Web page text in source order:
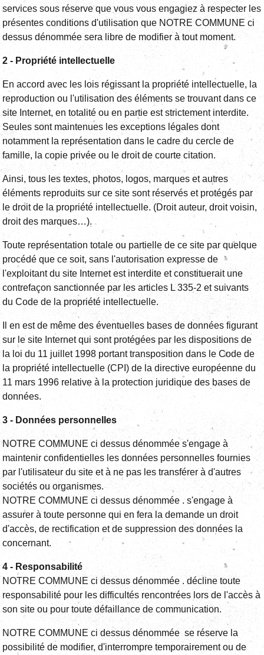
services sous réserve que vous vous engagiez à respecter les
présentes conditions d'utilisation que NOTRE COMMUNE ci
dessus dénommée sera libre de modifier à tout moment.
2 - Propriété intellectuelle
En accord avec les lois régissant la propriété intellectuelle, la
reproduction ou l'utilisation des éléments se trouvant dans ce
site Internet, en totalité ou en partie est strictement interdite.
Seules sont maintenues les exceptions légales dont
notamment la représentation dans le cadre du cercle de
famille, la copie privée ou le droit de courte citation.
Ainsi, tous les textes, photos, logos, marques et autres
éléments reproduits sur ce site sont réservés et protégés par
le droit de la propriété intellectuelle. (Droit auteur, droit voisin,
droit des marques…).
Toute représentation totale ou partielle de ce site par quelque
procédé que ce soit, sans l'autorisation expresse de
l'exploitant du site Internet est interdite et constituerait une
contrefaçon sanctionnée par les articles L 335-2 et suivants
du Code de la propriété intellectuelle.
Il en est de même des éventuelles bases de données figurant
sur le site Internet qui sont protégées par les dispositions de
la loi du 11 juillet 1998 portant transposition dans le Code de
la propriété intellectuelle (CPI) de la directive européenne du
11 mars 1996 relative à la protection juridique des bases de
données.
3 - Données personnelles
NOTRE COMMUNE ci dessus dénommée s'engage à
maintenir confidentielles les données personnelles fournies
par l'utilisateur du site et à ne pas les transférer à d'autres
sociétés ou organismes.
NOTRE COMMUNE ci dessus dénommée . s'engage à
assurer à toute personne qui en fera la demande un droit
d'accès, de rectification et de suppression des données la
concernant.
4 - Responsabilité
NOTRE COMMUNE ci dessus dénommée . décline toute
responsabilité pour les difficultés rencontrées lors de l'accès à
son site ou pour toute défaillance de communication.
NOTRE COMMUNE ci dessus dénommée se réserve la
possibilité de modifier, d'interrompre temporairement ou de